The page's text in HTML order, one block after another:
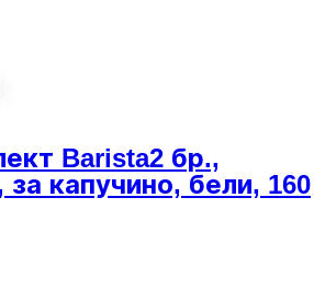
Barista2 бр.,
капучино, бели, 160